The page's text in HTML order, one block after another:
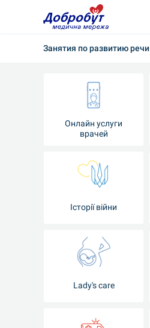
Занятия по развитию речи
Онлайн услуги
врачей
Iсторії війни
Lady's care